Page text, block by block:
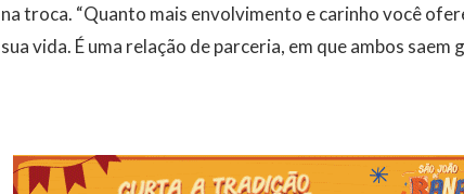
na troca. “Quanto mais envolvimento e carinho você
sua vida. É uma relação de parceria, em que ambos saem